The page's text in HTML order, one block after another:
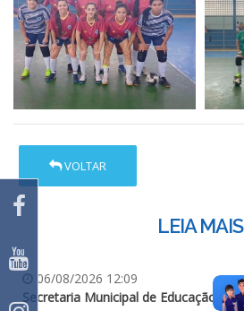
VOLTAR
LEIA MAIS
06/08/2026 12:09
Secretaria Municipal de Educação